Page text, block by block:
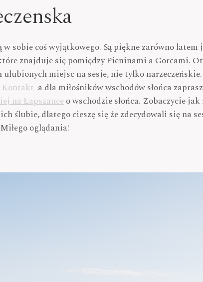
w sobie coś wyjątkowego. Są piękne zarówno
znajduje się pomiędzy Pieninami a Gorcami.
miejsc na sesje, nie tylko
Kontakta dla miłośników wschodów słońca
na Łapszanceo wschodzie słońca. Zobaczycie
ślubie, dlatego cieszę się że zdecydowali się na
oglądania!